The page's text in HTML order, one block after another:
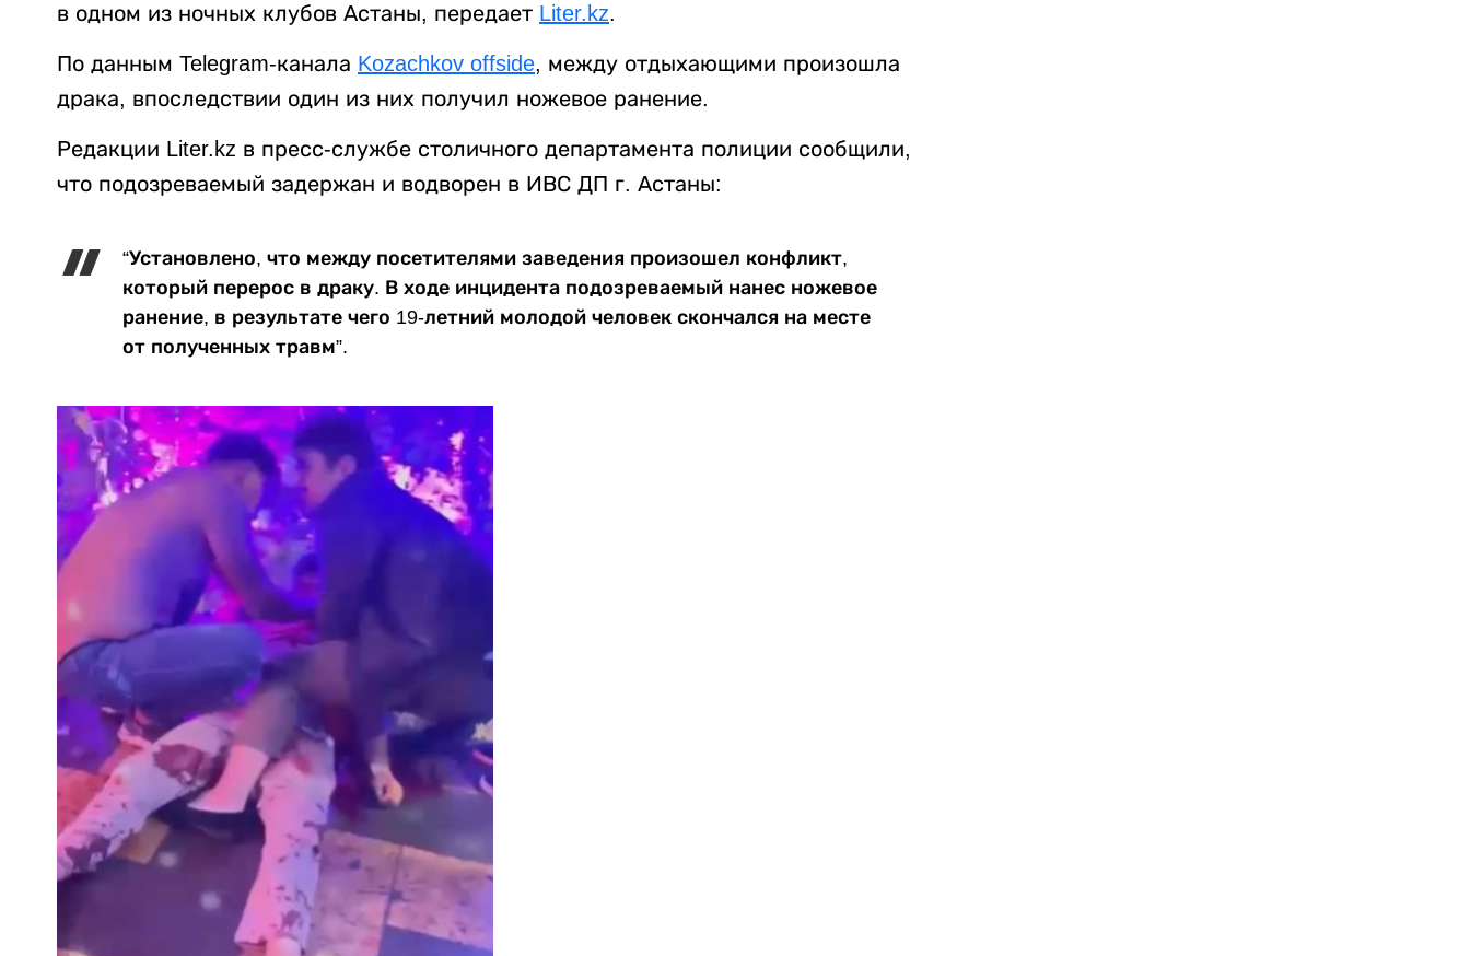
в одном из ночных клубов Астаны, передает Liter.kz.
По данным Telegram-канала Kozachkov offside, между отдыхающими произошла
драка, впоследствии один из них получил ножевое ранение.
Редакции Liter.kz в пресс-службе столичного департамента полиции сообщили,
что подозреваемый задержан и водворен в ИВС ДП г. Астаны:
“Установлено, что между посетителями заведения произошел конфликт,
который перерос в драку. В ходе инцидента подозреваемый нанес ножевое
ранение, в результате чего 19-летний молодой человек скончался на месте
от полученных травм”.